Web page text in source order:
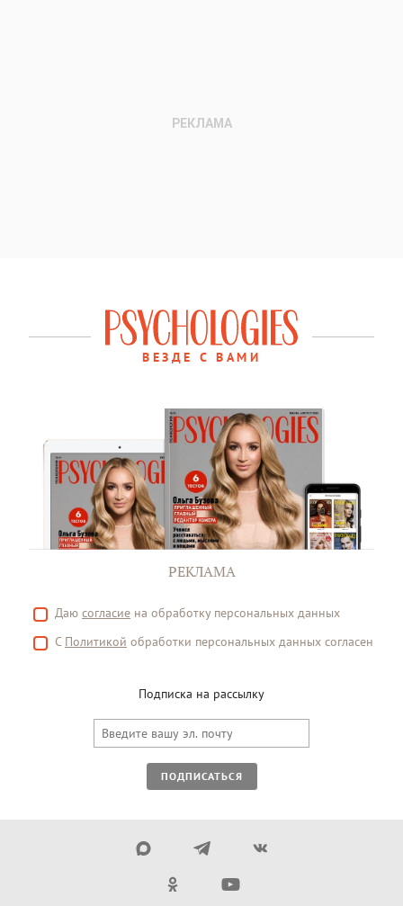
ВЕЗДЕ С ВАМИ
РЕКЛАМА
Даю согласие на обработку персональных данных
С Политикой обработки персональных данных согласен
Подписка на рассылку
ПОДПИСАТЬСЯ